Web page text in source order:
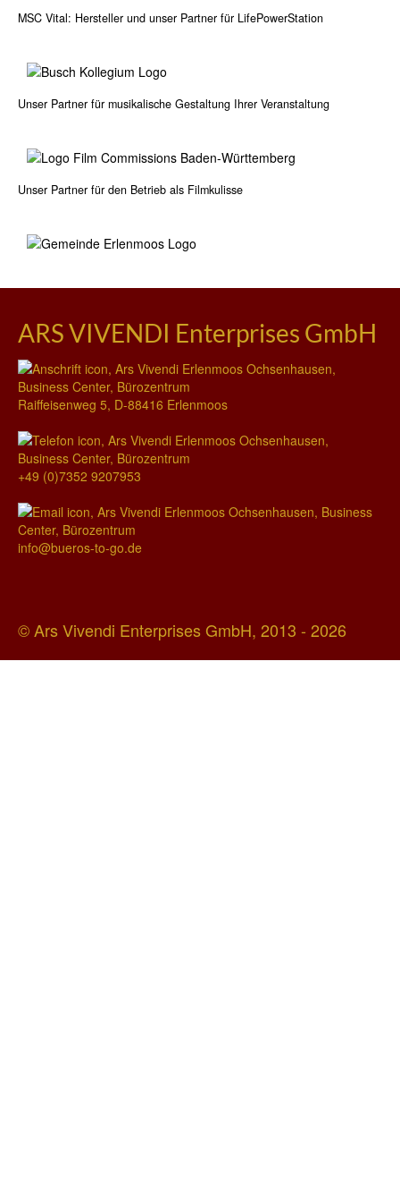
MSC Vital: Hersteller und unser Partner für LifePowerStation
Unser Partner für musikalische Gestaltung Ihrer Veranstaltung
Unser Partner für den Betrieb als Filmkulisse
ARS VIVENDI Enterprises GmbH
Raiffeisenweg 5, D-88416 Erlenmoos
+49 (0)7352 9207953
info@bueros-to-go.de
© Ars Vivendi Enterprises GmbH, 2013 - 2026